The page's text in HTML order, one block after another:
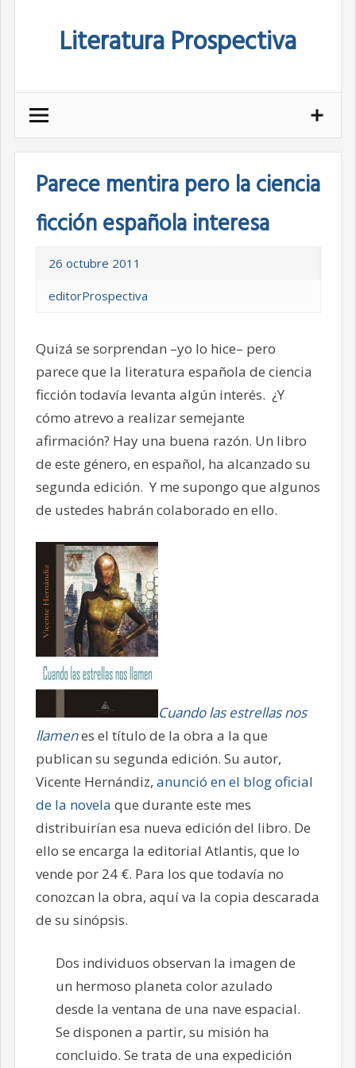
Literatura Prospectiva
Parece mentira pero la ciencia
ficción española interesa
26 octubre 2011
editorProspectiva
Quizá se sorprendan –yo lo hice– pero
parece que la literatura española de ciencia
ficción todavía levanta algún interés. ¿Y
cómo atrevo a realizar semejante
afirmación? Hay una buena razón. Un libro
de este género, en español, ha alcanzado su
segunda edición. Y me supongo que algunos
de ustedes habrán colaborado en ello.
Cuando las estrellas nos
llamenes el título de la obra a la que
publican su segunda edición. Su autor,
Vicente Hernándiz, anunció en el blog oficial
de la novela que durante este mes
distribuirían esa nueva edición del libro. De
ello se encarga la editorial Atlantis, que lo
vende por 24 €. Para los que todavía no
conozcan la obra, aquí va la copia descarada
de su sinópsis.
Dos individuos observan la imagen de
un hermoso planeta color azulado
desde la ventana de una nave espacial.
Se disponen a partir, su misión ha
concluido. Se trata de una expedición